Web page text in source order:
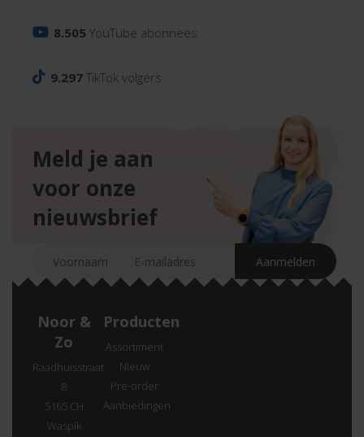
8.505 YouTube abonnees
9.297 TikTok volgers
Meld je aan
voor onze
nieuwsbrief
Noor &
Zo
Raadhuisstraat
8
5165 CH
Waspik
Producten
Assortiment
Nieuw
Pre-order
Aanbiedingen